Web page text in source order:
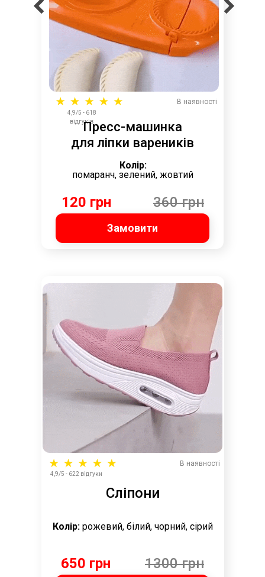
Пресс-машинка
для ліпки вареників
В наявності
Колір:
помаранч, зелений, жовтий
120 грн 360 грн
Замовити
4,9/5 - 618
відгуків
В наявності
4,9/5 - 622 відгуки
650 грн 1300 грн
Сліпони
Колір: рожевий, білий, чорний, сірий